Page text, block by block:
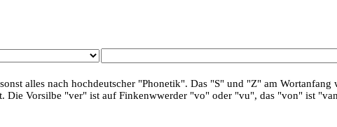
alles nach hochdeutscher "Phonetik". Das "S" und "Z" am Wortanfang
Die Vorsilbe "ver" ist auf Finkenwwerder "vo" oder "vu", das "von" ist